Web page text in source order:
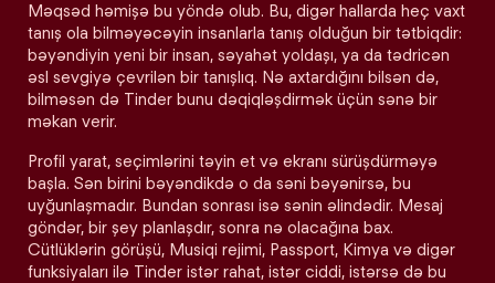
Məqsəd həmişə bu yöndə olub. Bu, digər hallarda heç vaxt
tanış ola bilməyəcəyin insanlarla tanış olduğun bir tətbiqdir:
bəyəndiyin yeni bir insan, səyahət yoldaşı, ya da tədricən
əsl sevgiyə çevrilən bir tanışlıq. Nə axtardığını bilsən də,
bilməsən də Tinder bunu dəqiqləşdirmək üçün sənə bir
məkan verir.
Profil yarat, seçimlərini təyin et və ekranı sürüşdürməyə
başla. Sən birini bəyəndikdə o da səni bəyənirsə, bu
uyğunlaşmadır. Bundan sonrası isə sənin əlindədir. Mesaj
göndər, bir şey planlaşdır, sonra nə olacağına bax.
Cütlüklərin görüşü, Musiqi rejimi, Passport, Kimya və digər
funksiyaları ilə Tinder istər rahat, istər ciddi, istərsə də bu